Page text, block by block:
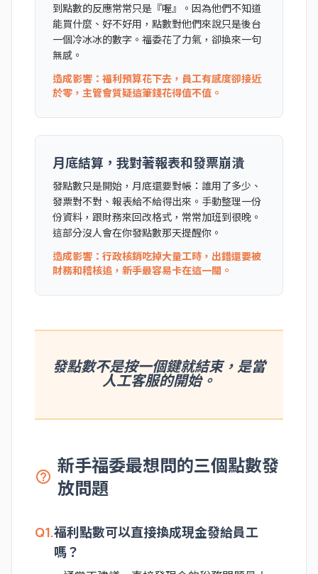
到點數的反應常常只是『喔』。因為他們不知道
能買什麼、好不好用，點數對他們來說只是後台
一個冷冰冰的數字。福委花了力氣，卻換來一句
無感。
造成影響：福利預算花下去，員工有感度卻接近
於零，主管會質疑這筆錢花得值不值。
月底結算，我對著報表和發票崩潰
發點數只是開始，月底還要對帳：誰用了多少、
發票對不對、報表給不給得出來。手動整理一份
份資料，跟財務來回改格式，常常加班到很晚。
這部分沒人會在你發點數那天提醒你。
造成影響：行政核銷吃掉大量工時，出錯還要被
財務和稽核追，新手最容易卡在這一關。
發點數不是按一個鍵就結束，是當
人工客服的開始。
help_outline 新手福委最想問的三個點數發
放問題
Q1.福利點數可以直接換成現金發給員工
嗎？